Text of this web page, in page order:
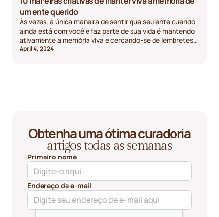
um ente querido
Às vezes, a única maneira de sentir que seu ente querido
ainda está com você e faz parte de sua vida é mantendo
ativamente a memória viva e cercando-se de lembretes
dele e dos momentos felizes que vocês compartilharam
April 4, 2024
Obtenha uma ótima curadoria
artigos todas as semanas
Primeiro nome
Endereço de e-mail